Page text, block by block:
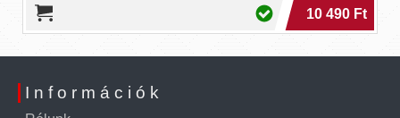
10 490 Ft
Információk